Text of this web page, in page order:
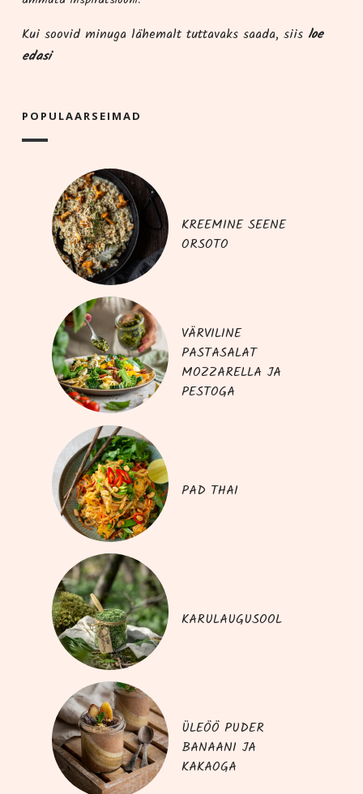
Kui soo­vid minu­ga lähe­malt tut­ta­vaks saa­da, siis loe
edasi
POPU­LAAR­SEI­MAD
KREEMINE SEENE
ORSOTO
VÄRVILINE
PASTASALAT
MOZZARELLA JA
PESTOGA
PAD THAI
KARULAUGUSOOL
ÜLEÖÖ PUDER
BANAANI JA
KAKAOGA